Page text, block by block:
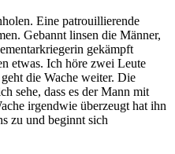
Eine patrouillierende
Gebannt linsen die Männer,
gekämpft
etwas. Ich höre zwei Leute
die Wache weiter. Die
sehe, dass es der Mann mit
irgendwie überzeugt hat ihn
zu und beginnt sich